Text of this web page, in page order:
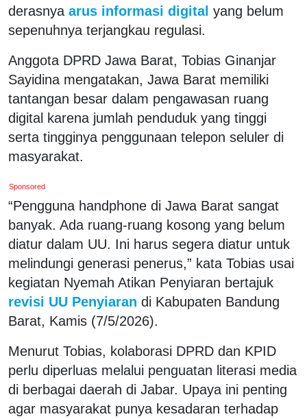
derasnya arus informasi digital yang belum
sepenuhnya terjangkau regulasi.
Anggota DPRD Jawa Barat, Tobias Ginanjar
Sayidina mengatakan, Jawa Barat memiliki
tantangan besar dalam pengawasan ruang
digital karena jumlah penduduk yang tinggi
serta tingginya penggunaan telepon seluler di
masyarakat.
Sponsored
“Pengguna handphone di Jawa Barat sangat
banyak. Ada ruang-ruang kosong yang belum
diatur dalam UU. Ini harus segera diatur untuk
melindungi generasi penerus,” kata Tobias usai
kegiatan Nyemah Atikan Penyiaran bertajuk
revisi UU Penyiaran di Kabupaten Bandung
Barat, Kamis (7/5/2026).
Menurut Tobias, kolaborasi DPRD dan KPID
perlu diperluas melalui penguatan literasi media
di berbagai daerah di Jabar. Upaya ini penting
agar masyarakat punya kesadaran terhadap